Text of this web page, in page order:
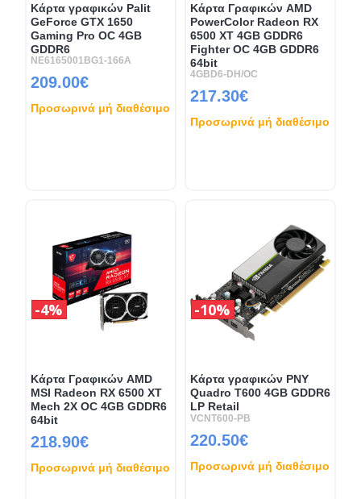
Κάρτα γραφικών Palit
GeForce GTX 1650
Gaming Pro OC 4GB
GDDR6
NE6165001BG1-166A
209.00€
Προσωρινά μή διαθέσιμο
Κάρτα Γραφικών AMD
PowerColor Radeon RX
6500 XT 4GB GDDR6
Fighter OC 4GB GDDR6
64bit
4GBD6-DH/OC
217.30€
Προσωρινά μή διαθέσιμο
Κάρτα Γραφικών AMD
MSI Radeon RX 6500 XT
Mech 2X OC 4GB GDDR6
64bit
218.90€
4%
Προσωρινά μή διαθέσιμο
Κάρτα γραφικών PNY
Quadro T600 4GB GDDR6
LP Retail
VCNT600-PB
220.50€
10%
Προσωρινά μή διαθέσιμο